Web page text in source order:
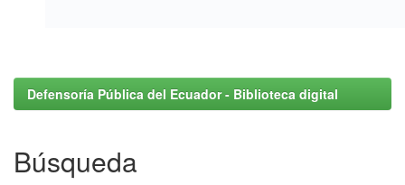
Defensoría Pública del Ecuador - Biblioteca digital
Búsqueda